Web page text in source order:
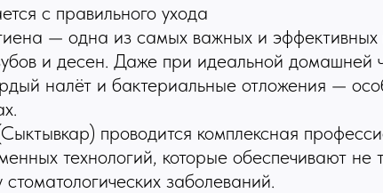
с правильного ухода
— одна из самых важных и эффективных
и десен. Даже при идеальной домашней
налёт и бактериальные отложения —
проводится комплексная
технологий, которые обеспечивают не
заболеваний.